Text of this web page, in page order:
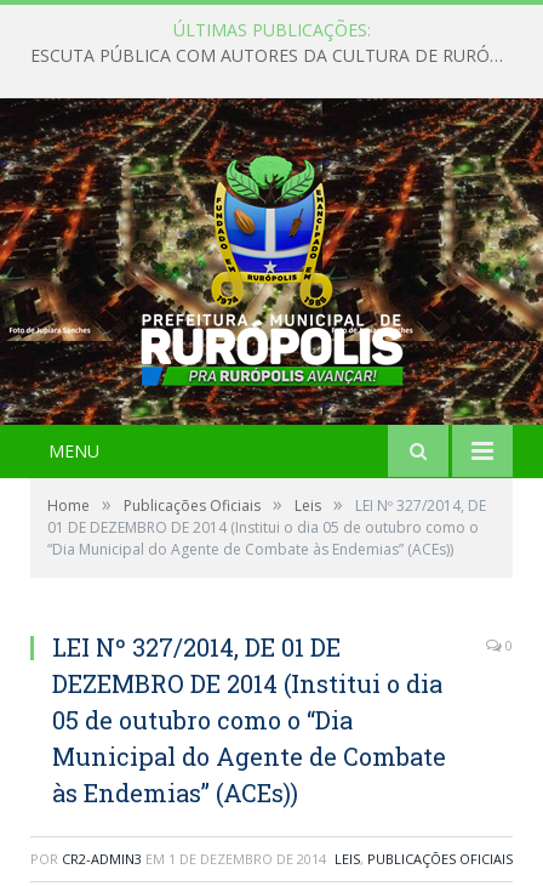
ÚLTIMAS PUBLICAÇÕES:
ESCUTA PÚBLICA COM AUTORES DA CULTURA DE RURÓPOLIS
MENU
Home » Publicações Oficiais » Leis »
LEI Nº 327/2014, DE
01 DE DEZEMBRO DE 2014 (Institui o dia 05 de outubro como o
“Dia Municipal do Agente de Combate às Endemias” (ACEs))
LEI Nº 327/2014, DE 01 DE
DEZEMBRO DE 2014 (Institui o dia
05 de outubro como o “Dia
Municipal do Agente de Combate
às Endemias” (ACEs))
0
POR CR2-ADMIN3 EM 1 DE DEZEMBRO DE 2014 LEIS, PUBLICAÇÕES OFICIAIS